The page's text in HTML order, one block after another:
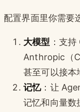
配置界面里你需要
大模型 ：支持
Anthropic（
甚至可以接本
记忆：让
记忆和向量数